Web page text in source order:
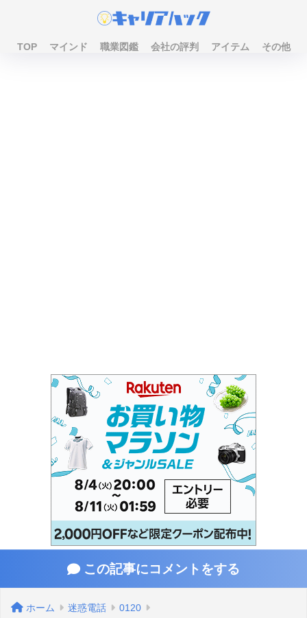
TOP マインド 職業図鑑 会社の評判 アイテム その他
この記事にコメントをする
ホーム 迷惑電話 0120